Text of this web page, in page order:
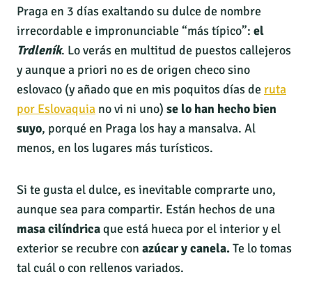
Praga en 3 días exaltando su dulce de nombre
irrecordable e impronunciable “más típico”: el
Trdleník. Lo verás en multitud de puestos callejeros
y aunque a priori no es de origen checo sino
eslovaco (y añado que en mis poquitos días de ruta
por Eslovaquia no vi ni uno) se lo han hecho bien
suyo, porqué en Praga los hay a mansalva. Al
menos, en los lugares más turísticos.
Si te gusta el dulce, es inevitable comprarte uno,
aunque sea para compartir. Están hechos de una
masa cilíndricaque está hueca por el interior y el
exterior se recubre con azúcar y canela.Te lo tomas
tal cuál o con rellenos variados.